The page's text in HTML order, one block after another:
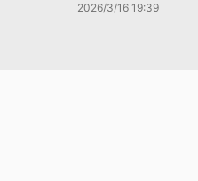
2026/3/16 19:39